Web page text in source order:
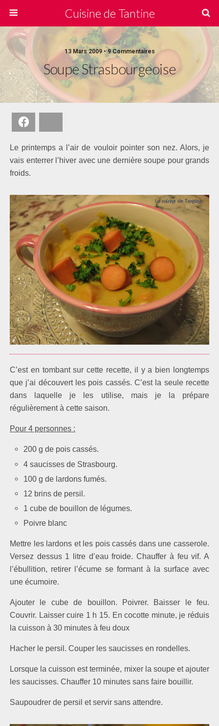
Cuisine de Tantine
13 Mars 2009 • 9 Commentaires
Soupe Strasbourgeoise
Le printemps a l’air de vouloir pointer son nez. Alors, je
vais enterrer l’hiver avec une dernière soupe pour grands
froids.
C’est en tombant sur cette recette, il y a bien longtemps
que j’ai découvert les pois cassés. C’est la seule recette
dans laquelle je les utilise, mais je la prépare
régulièrement à cette saison.
Pour 4 personnes :
200 g de pois cassés.
4 saucisses de Strasbourg.
100 g de lardons fumés.
12 brins de persil.
1 cube de bouillon de légumes.
Poivre blanc
Mettre les lardons et les pois cassés dans une casserole.
Versez dessus 1 litre d’eau froide. Chauffer à feu vif. A
l’ébullition, retirer l’écume se formant à la surface avec
une écumoire.
Ajouter le cube de bouillon. Poivrer. Baisser le feu.
Couvrir. Laisser cuire 1 h 15. En cocotte minute, je réduis
la cuisson à 30 minutes à feu doux
Hacher le persil. Couper les saucisses en rondelles.
Lorsque la cuisson est terminée, mixer la soupe et ajouter
les saucisses. Chauffer 10 minutes sans faire bouillir.
Saupoudrer de persil et servir sans attendre.